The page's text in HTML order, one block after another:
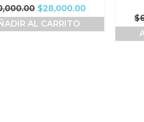
El
precio
original
$28,000.00El
precio
AL CARRITO
$